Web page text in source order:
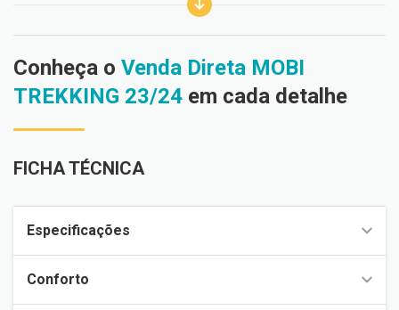
Conheça o Venda Direta MOBI
TREKKING 23/24 em cada detalhe
FICHA TÉCNICA
Especificações
Conforto